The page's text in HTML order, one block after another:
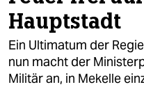
öko
gesellschaft
Hauptstadt
Ein Ultimatum der
nun macht der
Militär an, in Mekelle